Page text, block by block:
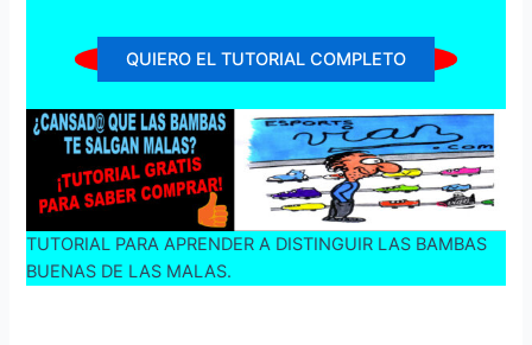
QUIERO EL TUTORIAL COMPLETO
TUTORIAL PARA APRENDER A DISTINGUIR LAS BAMBAS
BUENAS DE LAS MALAS.